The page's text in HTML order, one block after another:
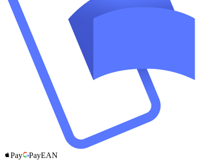
Pay PayEAN